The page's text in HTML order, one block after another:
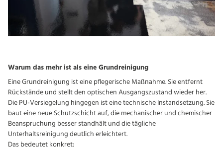
Warum das mehr ist als eine Grundreinigung
Eine Grundreinigung ist eine pflegerische Maßnahme. Sie entfernt
Rückstände und stellt den optischen Ausgangszustand wieder her.
Die PU-Versiegelung hingegen ist eine technische Instandsetzung. Sie
baut eine neue Schutzschicht auf, die mechanischer und chemischer
Beanspruchung besser standhält und die tägliche
Unterhaltsreinigung deutlich erleichtert.
Das bedeutet konkret: